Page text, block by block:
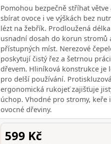
Pomohou bezpečně stříhat větve
sbírat ovoce i ve výškách bez
lézt na žebřík. Prodloužená
usnadní dosah do korun stromů
přístupných míst. Nerezové
poskytují čistý řez a šetrnou
dřevem. Hliníková konstrukce je
pro delší používání. Protiskluzová
ergonomická rukojeť zajišťuje
úchop. Vhodné pro stromy, keře i
ovocné dřeviny.
599 Kč